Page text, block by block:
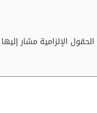
الحقول الإلزامية مشار